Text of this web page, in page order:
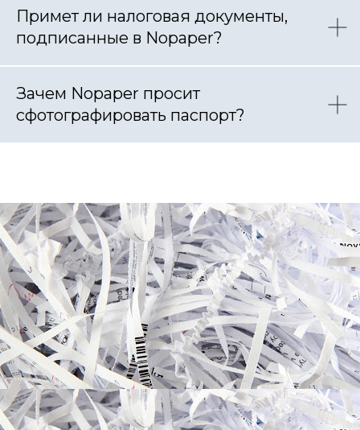
Примет ли налоговая документы,
подписанные в Nopaper?
Зачем Nopaper просит
сфотографировать паспорт?